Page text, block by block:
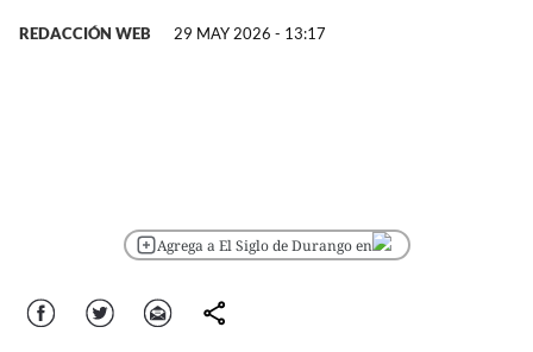
REDACCIÓN WEB 29 MAY 2026 - 13:17
Agrega a El Siglo de Durango en
Facebook Twitter Correo comparte